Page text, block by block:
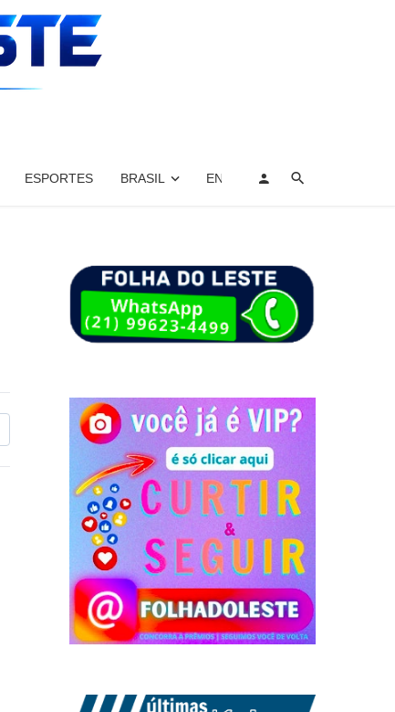
ESPORTES BRASIL ENTRETENIMENTO, ARTES E